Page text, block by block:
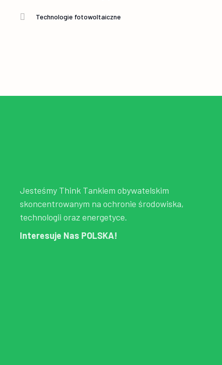
Technologie fotowoltaiczne
Jesteśmy Think Tankiem obywatelskim
skoncentrowanym na ochronie środowiska,
technologii oraz energetyce.
Interesuje Nas POLSKA!